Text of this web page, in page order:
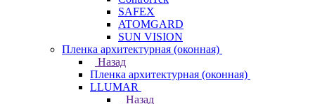
SAFEX
ATOMGARD
SUN VISION
Пленка архитектурная (оконная)
Назад
Пленка архитектурная (оконная)
LLUMAR
Назад